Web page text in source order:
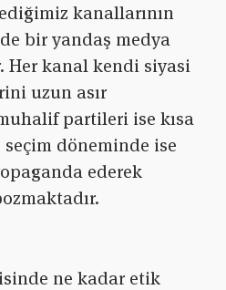
kanallarının
bir yandaş medya
Her kanal kendi siyasi
uzun asır
partileri ise kısa
döneminde ise
ederek
ne kadar etik